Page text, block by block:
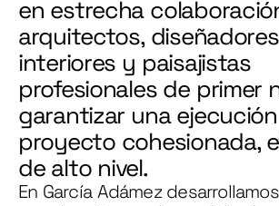
en estrecha
arquitectos,
interiores y paisajistas
profesionales de primer
garantizar una
proyecto cohesionada,
de alto nivel.
En García Adámez